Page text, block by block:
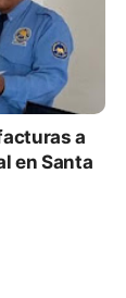
a
en Santa